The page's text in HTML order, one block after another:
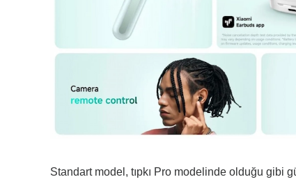
Standart model, tıpkı Pro modelinde olduğu gibi